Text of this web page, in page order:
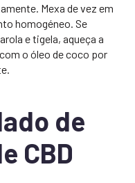
Mexa de vez em
homogéneo. Se
e tigela, aqueça a
o óleo de coco por
de
CBD